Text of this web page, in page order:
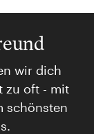
wir dich
zu oft - mit
schönsten